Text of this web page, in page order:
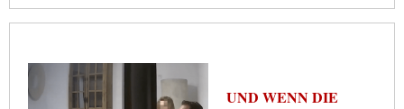
UND WENN DIE